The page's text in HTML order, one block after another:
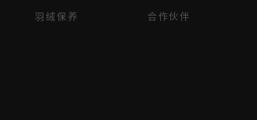
羽绒保养 合作伙伴